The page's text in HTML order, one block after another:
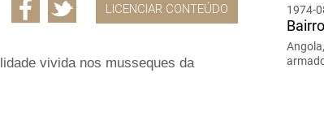
LICENCIAR CONTEÚDO
vivida nos musseques da
1974-